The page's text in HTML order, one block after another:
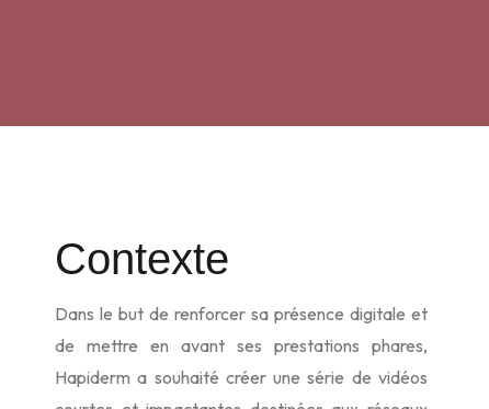
Contexte
Dans le but de renforcer sa présence digitale et
de mettre en avant ses prestations phares,
Hapiderm a souhaité créer une série de vidéos